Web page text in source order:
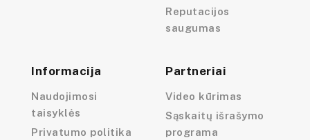
Reputacijos
saugumas
Informacija
Naudojimosi
taisyklės
Privatumo politika
Partneriai
Video kūrimas
Sąskaitų išrašymo
programa